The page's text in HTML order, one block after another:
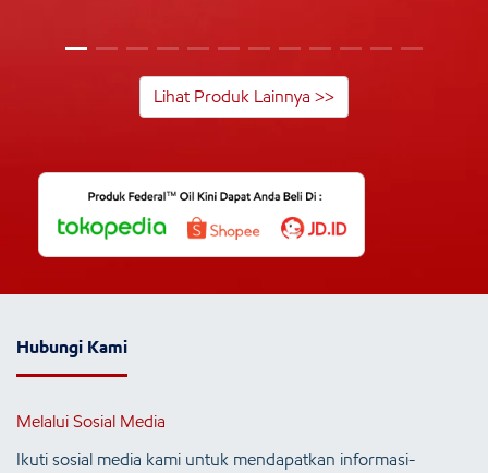
Lihat Produk Lainnya >>
Hubungi Kami
Melalui Sosial Media
Ikuti sosial media kami untuk mendapatkan informasi-